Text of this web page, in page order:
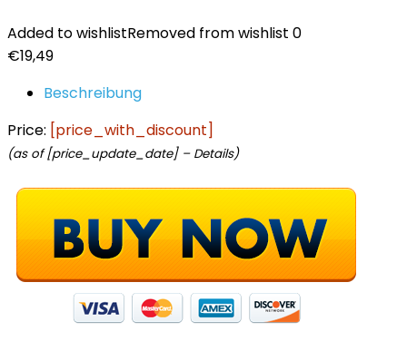
Added to wishlistRemoved from wishlist 0
€19,49
Beschreibung
Price: [price_with_discount]
(as of [price_update_date] – Details)